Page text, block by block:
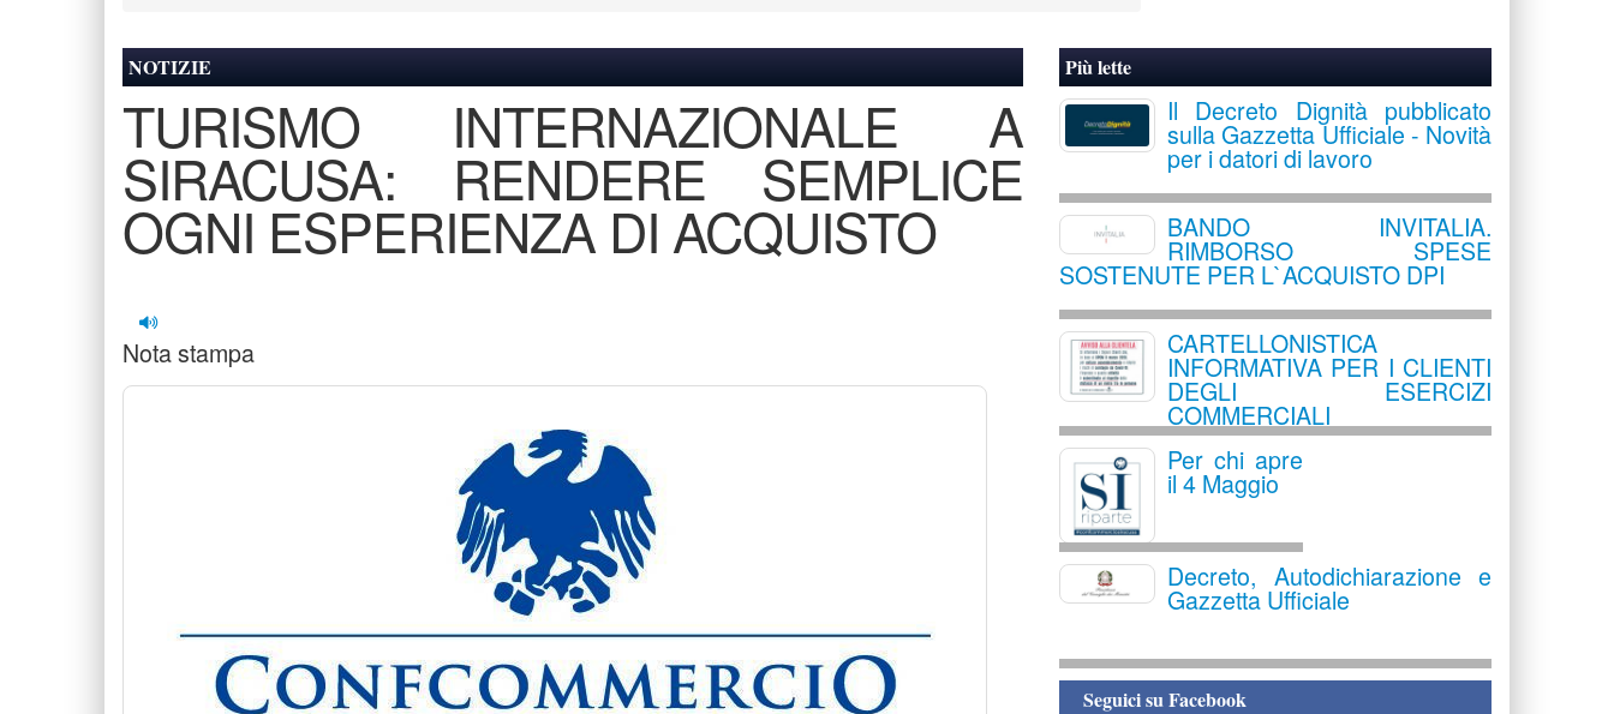
NOTIZIE
TURISMO INTERNAZIONALE A
SIRACUSA: RENDERE SEMPLICE
OGNI ESPERIENZA DI ACQUISTO
Nota stampa
Più lette
Il Decreto Dignità pubblicato
sulla Gazzetta Ufficiale - Novità
per i datori di lavoro
BANDO INVITALIA.
RIMBORSO SPESE
SOSTENUTE PER L`ACQUISTO DPI
CARTELLONISTICA
INFORMATIVA PER I CLIENTI
DEGLI ESERCIZI
COMMERCIALI
Per chi apre
il 4 Maggio
Decreto, Autodichiarazione e
Gazzetta Ufficiale
Seguici su Facebook